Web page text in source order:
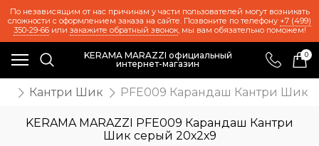
По независящим от нас причинам у части пользователей могут возникать
сложности с оформлением заказа на сайте. Позвоните по телефону +7 (499)
350-29-66или закажите обратный звонок, мы вам обязательно поможем!
KERAMA MARAZZI официальный
интернет-магазин
0
Кантри Шик PFE009 Карандаш Кантри Шик
KERAMA MARAZZI PFE009 Карандаш Кантри
Шик серый 20х2х9